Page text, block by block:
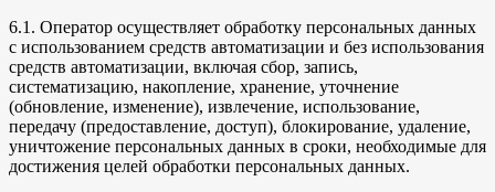
6.1. Оператор осуществляет обработку персональных данных
с использованием средств автоматизации и без использования
средств автоматизации, включая сбор, запись,
систематизацию, накопление, хранение, уточнение
(обновление, изменение), извлечение, использование,
передачу (предоставление, доступ), блокирование, удаление,
уничтожение персональных данных в сроки, необходимые для
достижения целей обработки персональных данных.